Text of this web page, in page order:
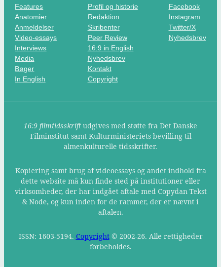
Features
Anatomier
Anmeldelser
Video-essays
Interviews
Media
Bøger
In English
Profil og historie
Redaktion
Skribenter
Peer Review
16:9 in English
Nyhedsbrev
Kontakt
Copyright
Facebook
Instagram
Twitter/X
Nyhedsbrev
16:9 filmtidsskrift udgives med støtte fra Det Danske
Filminstitut samt Kulturministeriets bevilling til
almenkulturelle tidsskrifter.
Kopiering samt brug af videoessays og andet indhold fra
dette website må kun finde sted på institutioner eller
virksomheder, der har indgået aftale med Copydan Tekst
& Node, og kun inden for de rammer, der er nævnt i
aftalen.
ISSN: 1603-5194. Copyright© 2002-26. Alle rettigheder
forbeholdes.